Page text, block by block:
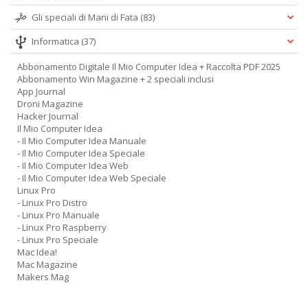
Gli speciali di Mani di Fata (83)
Informatica (37)
Abbonamento Digitale Il Mio Computer Idea + Raccolta PDF 2025
Abbonamento Win Magazine + 2 speciali inclusi
App Journal
Droni Magazine
Hacker Journal
Il Mio Computer Idea
- Il Mio Computer Idea Manuale
- Il Mio Computer Idea Speciale
- Il Mio Computer Idea Web
- Il Mio Computer Idea Web Speciale
Linux Pro
- Linux Pro Distro
- Linux Pro Manuale
- Linux Pro Raspberry
- Linux Pro Speciale
Mac Idea!
Mac Magazine
Makers Mag